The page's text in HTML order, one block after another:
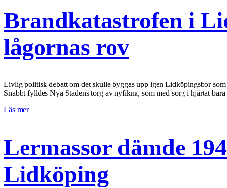
Brandkatastrofen i
lågornas rov
Livlig politisk debatt om det skulle byggas upp igen Lidköpingsbor
Snabbt fylldes Nya Stadens torg av nyfikna, som med sorg i hjärtat
Läs mer
Lermassor dämde
Lidköping